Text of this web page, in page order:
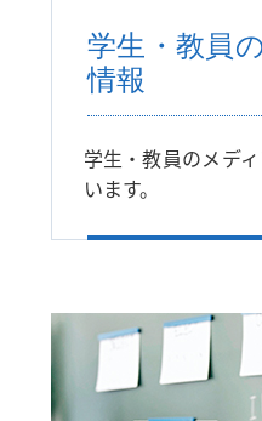
学生・教員
情報
学生・教員のメデ
います。